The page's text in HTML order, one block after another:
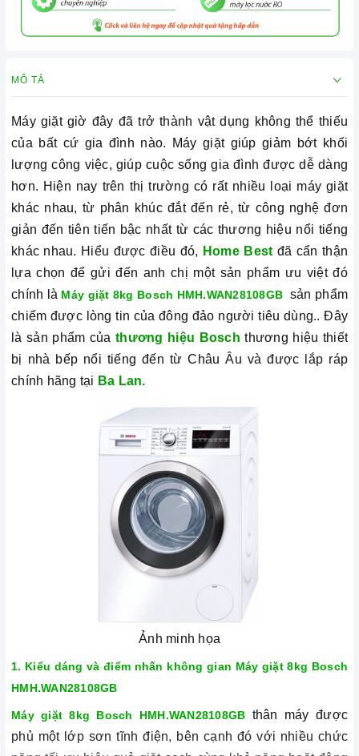
MÔ TẢ
Máy giặt giờ đây đã trở thành vật dụng không thể thiếu
của bất cứ gia đình nào. Máy giặt giúpgiảm bớt khối
lượng công việc, giúp cuộc sống gia đình được dễ dàng
hơn. Hiện nay trên thị trường có rấtnhiều loại máy giặt
khác nhau, từ phân khúc đắt đến rẻ, từ công nghệ đơn
giản đến tiên tiến bậc nhất từ các thương hiệu nổi tiếng
khác nhau. Hiểu được điều đó, Home Best đã cẩn thận
lựa chọn để gửi đến anh chị một sản phẩm ưu việt đó
chính là Máy giặt 8kg Bosch HMH.WAN28108GB sản phẩm
chiếm được lòng tin của đông đảo người tiêu dùng.. Đây
là sản phẩm của thương hiệu Bosch thương hiệu thiết
bị nhà bếp nổi tiếng đến từ Châu Âu và được lắp ráp
chính hãng tại Ba Lan.
Ảnh minh họa
1. Kiểu dáng và điểm nhấn không gian Máy giặt 8kg Bosch
HMH.WAN28108GB
Máy giặt 8kg Bosch HMH.WAN28108GB thân máy được
phủ một lớp sơn tĩnh điện, bên cạnh đó với nhiều chức